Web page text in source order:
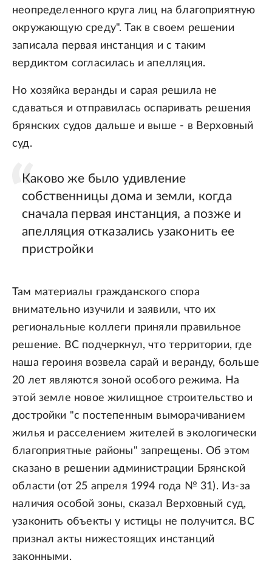
неопределенного круга лиц на благоприятную
окружающую среду". Так в своем решении
записала первая инстанция и с таким
вердиктом согласилась и апелляция.
Но хозяйка веранды и сарая решила не
сдаваться и отправилась оспаривать решения
брянских судов дальше и выше - в Верховный
суд.
Каково же было удивление
собственницы дома и земли, когда
сначала первая инстанция, а позже и
апелляция отказались узаконить ее
пристройки
Там материалы гражданского спора
внимательно изучили и заявили, что их
региональные коллеги приняли правильное
решение. ВС подчеркнул, что территории, где
наша героиня возвела сарай и веранду, больше
20 лет являются зоной особого режима. На
этой земле новое жилищное строительство и
достройки "с постепенным выморачиванием
жилья и расселением жителей в экологически
благоприятные районы" запрещены. Об этом
сказано в решении администрации Брянской
области (от 25 апреля 1994 года № 31). Из-за
наличия особой зоны, сказал Верховный суд,
узаконить объекты у истицы не получится. ВС
признал акты нижестоящих инстанций
законными.